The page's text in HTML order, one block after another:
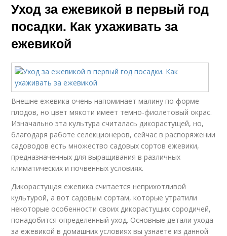
Уход за ежевикой в первый год
посадки. Как ухаживать за
ежевикой
Внешне ежевика очень напоминает малину по форме
плодов, но цвет мякоти имеет темно-фиолетовый окрас.
Изначально эта культура считалась дикорастущей, но,
благодаря работе селекционеров, сейчас в распоряжении
садоводов есть множество садовых сортов ежевики,
предназначенных для выращивания в различных
климатических и почвенных условиях.
Дикорастущая ежевика считается неприхотливой
культурой, а вот садовым сортам, которые утратили
некоторые особенности своих дикорастущих сородичей,
понадобится определенный уход. Основные детали ухода
за ежевикой в домашних условиях вы узнаете из данной